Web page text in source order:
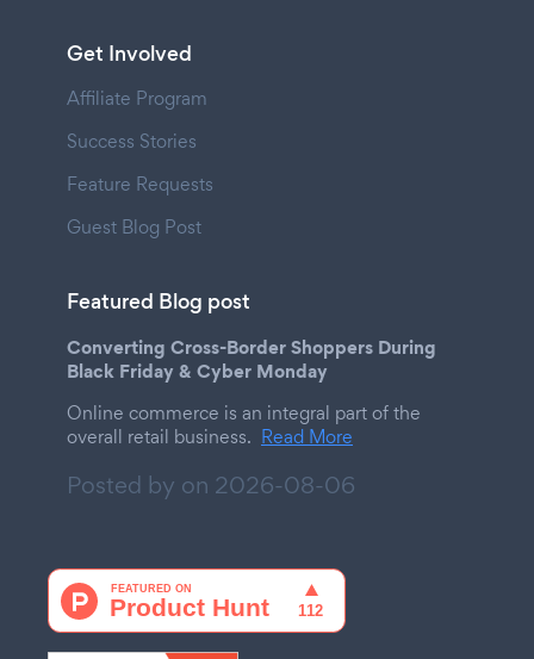
Get Involved
Affiliate Program
Success Stories
Feature Requests
Guest Blog Post
Featured Blog post
Converting Cross-Border Shoppers During
Black Friday & Cyber Monday
Online commerce is an integral part of the
overall retail business. Read More
Posted by on 2026-08-06